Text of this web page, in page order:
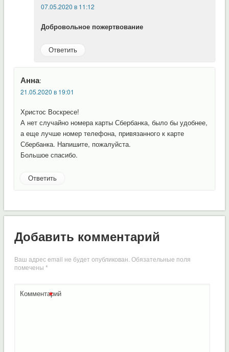
07.05.2020 в 11:12
Добровольное пожертвование
Ответить
Анна:
21.05.2020 в 19:01
Христос Воскресе!
А нет случайно номера карты Сбербанка, было бы удобнее,
а еще лучше номер телефона, привязанного к карте
Сбербанка. Напишите, пожалуйста.
Большое спасибо.
Ответить
Добавить комментарий
Ваш адрес email не будет опубликован. Обязательные поля
помечены *
Комментарий
*